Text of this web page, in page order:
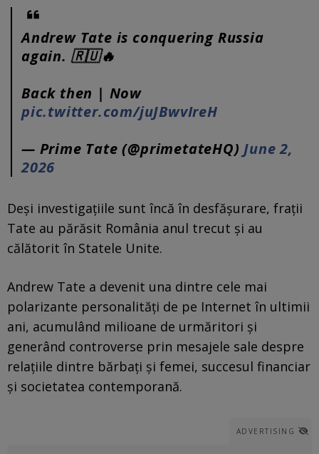
Andrew Tate is conquering Russia
again. 🇷🇺🔥
Back then | Now
pic.twitter.com/juJBwvIreH
— Prime Tate (@primetateHQ) June 2,
2026
Deși investigațiile sunt încă în desfășurare, frații
Tate au părăsit România anul trecut și au
călătorit în Statele Unite.
Andrew Tate a devenit una dintre cele mai
polarizante personalități de pe Internet în ultimii
ani, acumulând milioane de urmăritori și
generând controverse prin mesajele sale despre
relațiile dintre bărbați și femei, succesul financiar
și societatea contemporană.
ADVERTISING